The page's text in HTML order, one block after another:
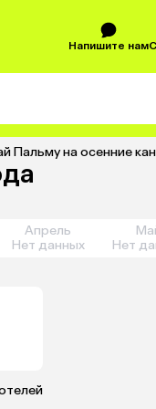
Напишите нам
Пальму на осенние
Апрель
Нет данных
Нет